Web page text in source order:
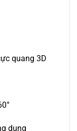
quang 3D
dụng